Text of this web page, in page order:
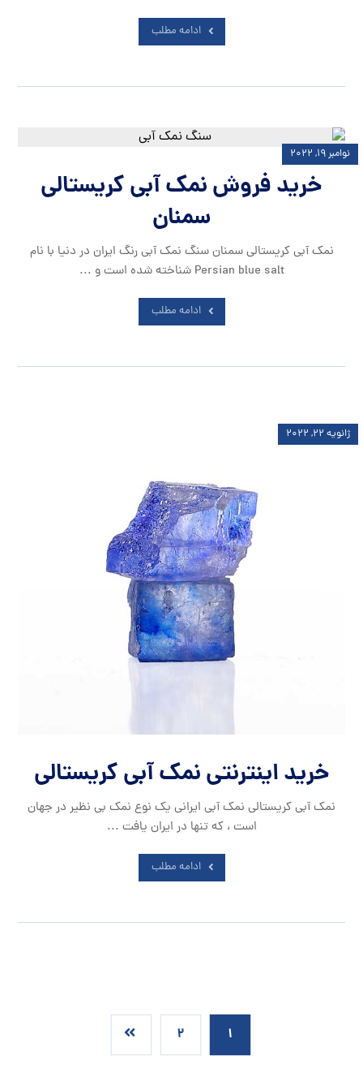
ادامه مطلب
خرید فروش نمک آبی کریستالی
سمنان
نوامبر ۱۹, ۲۰۲۲
نمک آبی کریستالی سمنان سنگ نمک آبی رنگ ایران در دنیا با نام
Persian blue salt شناخته شده است و ...
ادامه مطلب
خرید اینترنتی نمک آبی کریستالی
ژانویه ۲۲, ۲۰۲۲
نمک آبی کریستالی نمک آبی ایرانی یک نوع نمک بی نظیر در جهان
است ، که تنها در ایران یافت ...
ادامه مطلب
۱ ۲